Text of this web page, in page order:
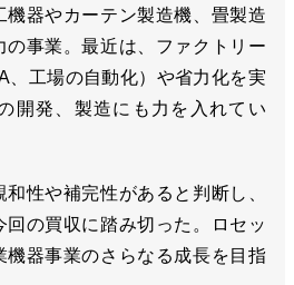
器やカーテン製造機、畳製造
の事業。最近は、ファクトリー
、工場の自動化）や省力化を実
開発、製造にも力を入れてい
性や補完性があると判断し、
の買収に踏み切った。ロセッ
機器事業のさらなる成長を目指